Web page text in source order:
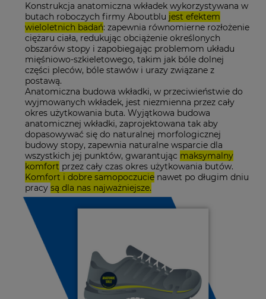
Konstrukcja anatomiczna wkładek wykorzystywana w
butach roboczych firmy Aboutblu jest efektem
wieloletnich badań: zapewnia równomierne rozłożenie
ciężaru ciała, redukując obciążenie określonych
obszarów stopy i zapobiegając problemom układu
mięśniowo-szkieletowego, takim jak bóle dolnej
części pleców, bóle stawów i urazy związane z
postawą.
Anatomiczna budowa wkładki, w przeciwieństwie do
wyjmowanych wkładek, jest niezmienna przez cały
okres użytkowania buta. Wyjątkowa budowa
anatomicznej wkładki, zaprojektowana tak aby
dopasowywać się do naturalnej morfologicznej
budowy stopy, zapewnia naturalne wsparcie dla
wszystkich jej punktów, gwarantując maksymalny
komfort przez cały czas okres użytkowania butów.
Komfort i dobre samopoczucienawet po długim dniu
pracy są dla nas najważniejsze.